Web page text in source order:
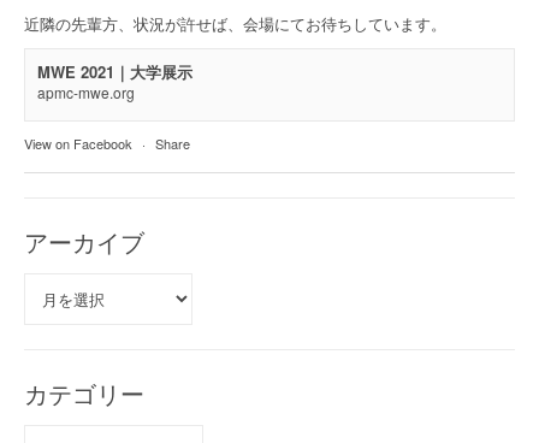
近隣の先輩方、状況が許せば、会場にてお待ちしています。
MWE 2021｜大学展示
apmc-mwe.org
View on Facebook · Share
アーカイブ
カテゴリー